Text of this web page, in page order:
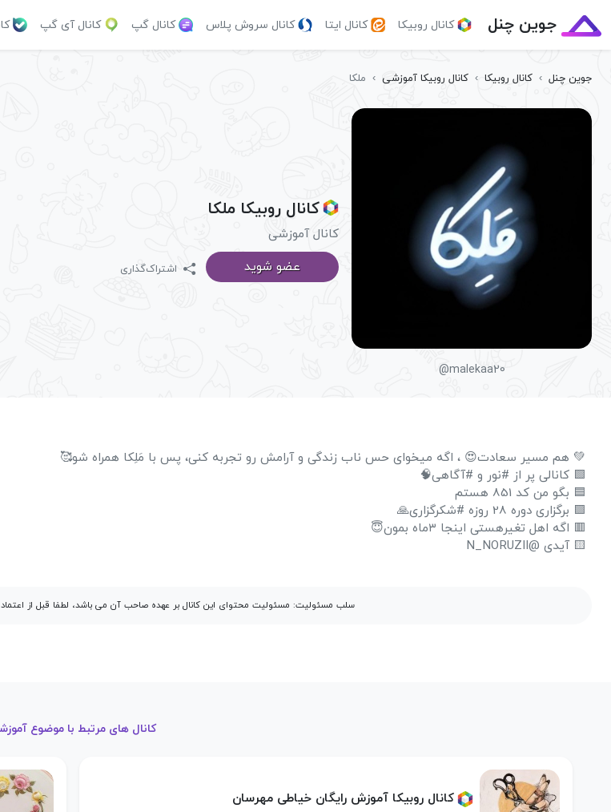
جوین چنل کانال روبیکا کانال ایتا کانال سروش پلاس کانال گپ کانال آی گپ
جوین چنل › کانال روبیکا › کانال روبیکا آموزشی › ملکا
@malekaa20
کانال روبیکا ملکا
کانال آموزشی
عضو شوید
اشتراک‌گذاری
💚 هم مسیر سعادت😍 ، اگه میخوای حس ناب زندگی و آرامش رو تجربه کنی، پس با مَلِکا همراه شو🥰
🟩 کانالی پر از #نور و #آگاهی🧠
🟦 بگو من کد 851 هستم
🟪 برگزاری دوره 28 روزه #شکرگزاری🙏
🟥 اگه اهل تغیرهستی اینجا ۳ماه بمون😇
🟨 آیدی @N_NORUZII
سلب مسئولیت: مسئولیت محتوای این کانال بر عهده صاحب آن می باشد، لطفا قبل از
کانال های مرتبط با موضوع
کانال روبیکا آموزش رایگان خیاطی مهرسان